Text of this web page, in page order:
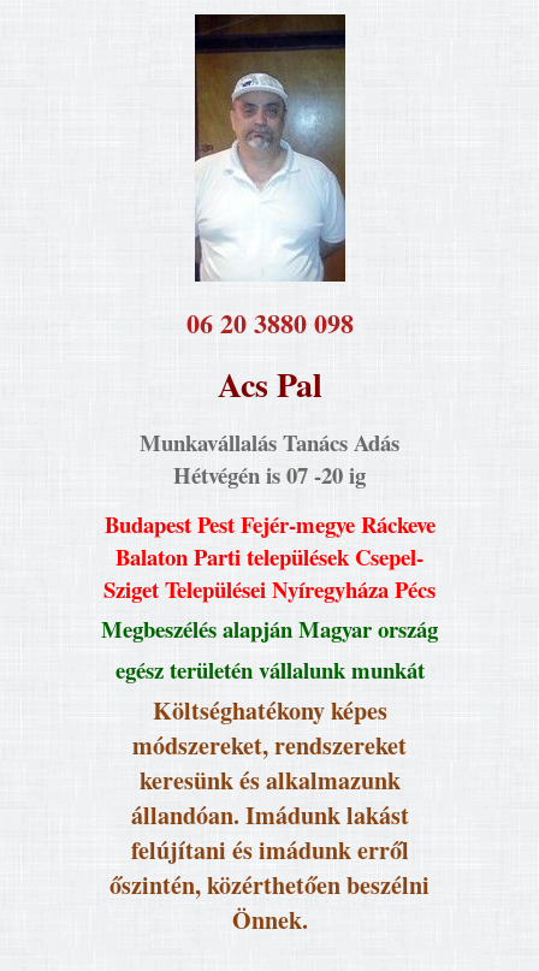
​06 20 3880 098
Acs Pal
Munkavállalás Tanács Adás
Hétvégén is 07 -20 ig
Budapest Pest Fejér-megye Ráckeve
Balaton Parti települések Csepel-
Sziget Települései Nyíregyháza Pécs
Megbeszélés alapján Magyar ország
egész területén vállalunk munkát
Költséghatékony képes
módszereket, rendszereket
keresünk és alkalmazunk
állandóan. Imádunk lakást
felújítani és imádunk erről
őszintén, közérthetően beszélni
Önnek.